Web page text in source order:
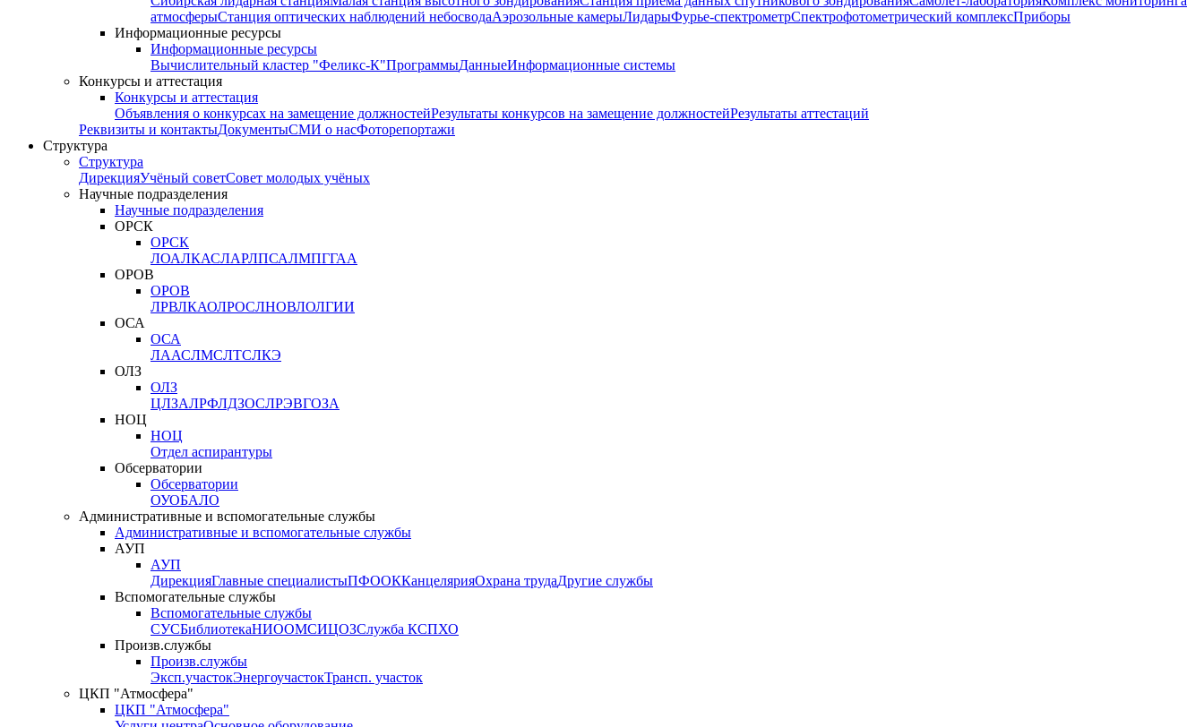
атмосферыСтанция оптических наблюдений небосводаАэрозольные камерыЛидарыФурье-спектрометрСпектрофотометрический комплексПриборы
Информационные ресурсы
Информационные ресурсы
Вычислительный кластер "Феликс-К"ПрограммыДанныеИнформационные системы
Конкурсы и аттестация
Конкурсы и аттестация
Объявления о конкурсах на замещение должностейРезультаты конкурсов на замещение должностейРезультаты аттестаций
Реквизиты и контактыДокументыСМИ о насФоторепортажи
Структура
Структура
ДирекцияУчёный советСовет молодых учёных
Научные подразделения
Научные подразделения
ОРСК
ОРСК
ЛОАЛКАСЛАРЛПСАЛМПГГАА
ОРОВ
ОРОВ
ЛРВЛКАОЛРОСЛНОВЛОЛГИИ
ОСА
ОСА
ЛААСЛМСЛТСЛКЭ
ОЛЗ
ОЛЗ
ЦЛЗАЛРФЛДЗОСЛРЭВГОЗА
НОЦ
НОЦ
Отдел аспирантуры
Обсерватории
Обсерватории
ОУОБАЛО
Административные и вспомогательные службы
Административные и вспомогательные службы
АУП
АУП
ДирекцияГлавные специалистыПФООККанцелярияОхрана трудаДругие службы
Вспомогательные службы
Вспомогательные службы
СУСБиблиотекаНИООМСИЦОЗСлужба КСПХО
Произв.службы
Произв.службы
Эксп.участокЭнергоучастокТрансп. участок
ЦКП "Атмосфера"
ЦКП "Атмосфера"